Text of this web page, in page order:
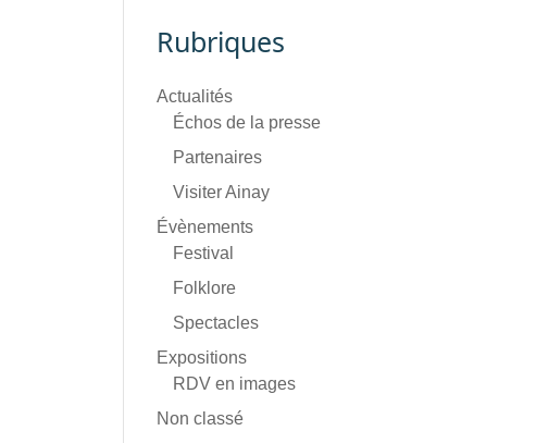
Rubriques
Actualités
Échos de la presse
Partenaires
Visiter Ainay
Évènements
Festival
Folklore
Spectacles
Expositions
RDV en images
Non classé